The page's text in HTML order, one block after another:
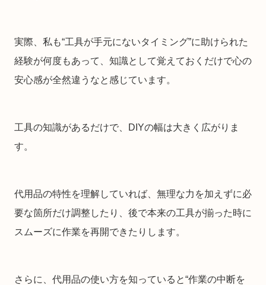
実際、私も“工具が手元にないタイミング”に助けられた
経験が何度もあって、知識として覚えておくだけで心の
安心感が全然違うなと感じています。
工具の知識があるだけで、DIYの幅は大きく広がりま
す。
代用品の特性を理解していれば、無理な力を加えずに必
要な箇所だけ調整したり、後で本来の工具が揃った時に
スムーズに作業を再開できたりします。
さらに、代用品の使い方を知っていると“作業の中断を